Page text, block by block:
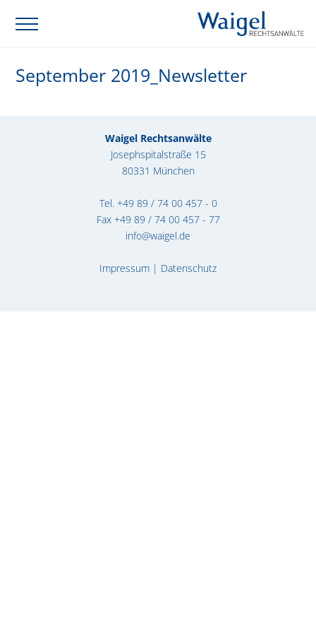
September 2019_Newsletter
Waigel Rechtsanwälte
Josephspitalstraße 15
80331 München
Tel. +49 89 / 74 00 457 - 0
Fax +49 89 / 74 00 457 - 77
info@waigel.de
Impressum | Datenschutz